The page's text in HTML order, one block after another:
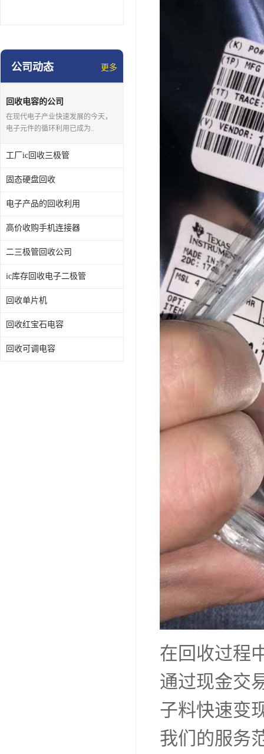
公司动态 更多
回收电容的公司
在现代电子产业快速发展的今天，
电子元件的循环利用已成为..
工厂ic回收三极管
固态硬盘回收
电子产品的回收利用
高价收购手机连接器
二三极管回收公司
ic库存回收电子二极管
回收单片机
回收红宝石电容
回收可调电容
在回收过程
通过现金交
子料快速变
我们的服务